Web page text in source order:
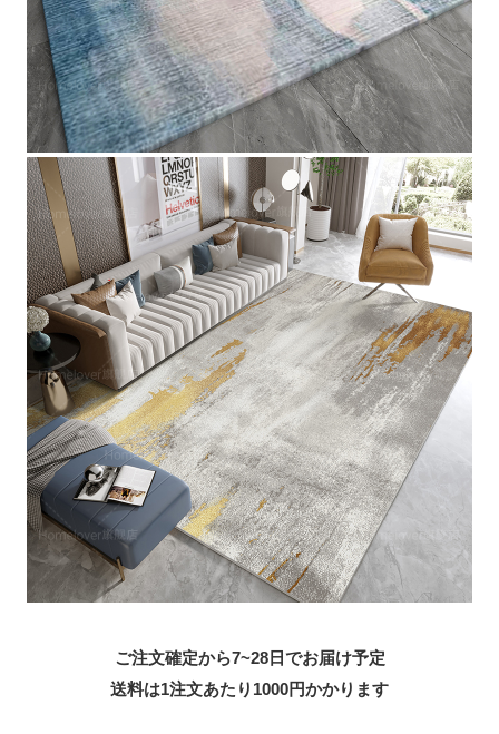
ご注文確定から7~28日でお届け予定
送料は1注文あたり 1000円かかります